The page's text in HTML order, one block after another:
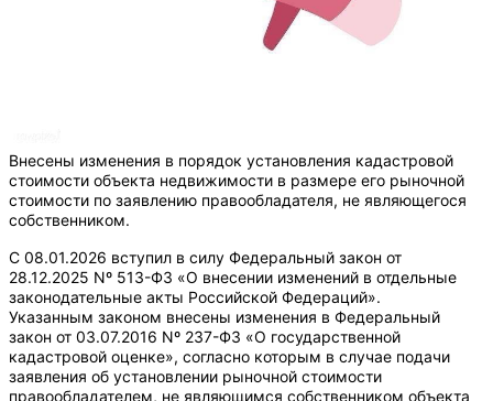
Внесены изменения в порядок установления кадастровой
стоимости объекта недвижимости в размере его рыночной
стоимости по заявлению правообладателя, не являющегося
собственником.
С 08.01.2026 вступил в силу Федеральный закон от
28.12.2025 Nº 513-Ф3 «О внесении изменений в отдельные
законодательные акты Российской Федераций».
Указанным законом внесены изменения в Федеральный
закон от 03.07.2016 Nº 237-Ф3 «О государственной
кадастровой оценке», согласно которым в случае подачи
заявления об установлении рыночной стоимости
правообладателем, не являющимся собственником объекта